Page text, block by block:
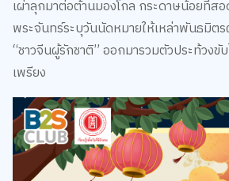
พระจันทร์ระบุวันนัดหมายให้เหล่าพันธมิตร
“ชาวจีนผู้รักชาติ” ออกมารวมตัวประท้วง
เพรียง